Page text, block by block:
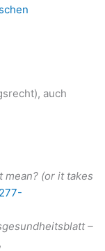
auch
(or it takes
–